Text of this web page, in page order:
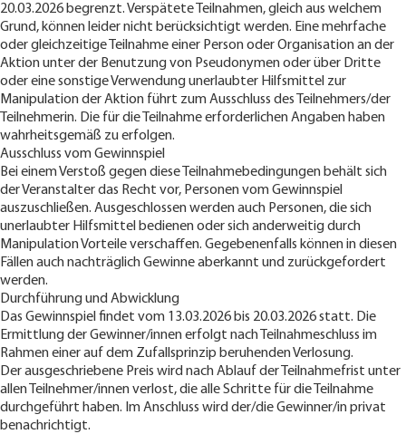
20.03.2026 begrenzt. Verspätete Teilnahmen, gleich aus welchem
Grund, können leider nicht berücksichtigt werden. Eine mehrfache
oder gleichzeitige Teilnahme einer Person oder Organisation an der
Aktion unter der Benutzung von Pseudonymen oder über Dritte
oder eine sonstige Verwendung unerlaubter Hilfsmittel zur
Manipulation der Aktion führt zum Ausschluss des Teilnehmers/der
Teilnehmerin. Die für die Teilnahme erforderlichen Angaben haben
wahrheitsgemäß zu erfolgen.
Ausschluss vom Gewinnspiel
Bei einem Verstoß gegen diese Teilnahmebedingungen behält sich
der Veranstalter das Recht vor, Personen vom Gewinnspiel
auszuschließen. Ausgeschlossen werden auch Personen, die sich
unerlaubter Hilfsmittel bedienen oder sich anderweitig durch
Manipulation Vorteile verschaffen. Gegebenenfalls können in diesen
Fällen auch nachträglich Gewinne aberkannt und zurückgefordert
werden.
Durchführung und Abwicklung
Das Gewinnspiel findet vom 13.03.2026 bis 20.03.2026 statt. Die
Ermittlung der Gewinner/innen erfolgt nach Teilnahmeschluss im
Rahmen einer auf dem Zufallsprinzip beruhenden Verlosung.
Der ausgeschriebene Preis wird nach Ablauf der Teilnahmefrist unter
allen Teilnehmer/innen verlost, die alle Schritte für die Teilnahme
durchgeführt haben. Im Anschluss wird der/die Gewinner/in privat
benachrichtigt.